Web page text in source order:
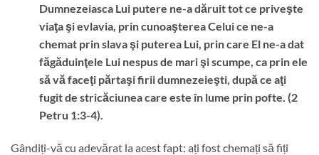
Dumnezeiasca Lui putere ne-a dăruit tot ce priveşte
viaţa şi evlavia, prin cunoaşterea Celui ce ne-a
chemat prin slava şi puterea Lui, prin care El ne-a dat
făgăduinţele Lui nespus de mari şi scumpe, ca prin ele
să vă faceţi părtaşi firii dumnezeieşti, după ce aţi
fugit de stricăciunea care este în lume prin pofte. (2
Petru 1:3-4).
Gândiți-vă cu adevărat la acest fapt: ați fost chemați să fiți